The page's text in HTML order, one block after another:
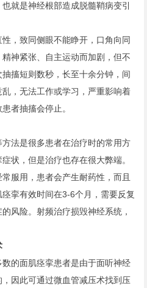
就是神经根部造成脱髓鞘病变引
致同侧眼不能睁开，口角向同
神紧张、自主运动而加剧，但不
搐短则数秒，长至十余分钟，间
，无法工作或学习，严重影响着
者抽搐会停止。
法是很多患者在治疗时的常用方
状，但是治疗也存在很大弊端。
用，患者会产生耐药性，而且
挛有效时间在3-6个月，需要反复
风险。射频治疗损毁神经系统，
的面肌痉挛患者是由于面听神经
因此可通过微血管减压术找到压